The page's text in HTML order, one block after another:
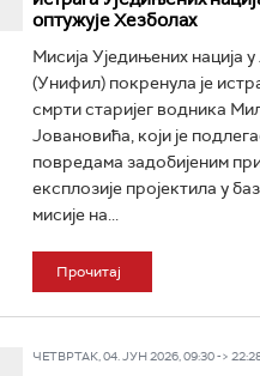
оптужује Хезболах
Мисија Уједињених нација
(Унифил) покренула је
смрти старијег водника
Јовановића, који је
повредама задобијеним
експлозије пројектила у
мисије на...
Прочитај
ЧЕТВРТАК, 04. ЈУН 2026, 09:30 ->